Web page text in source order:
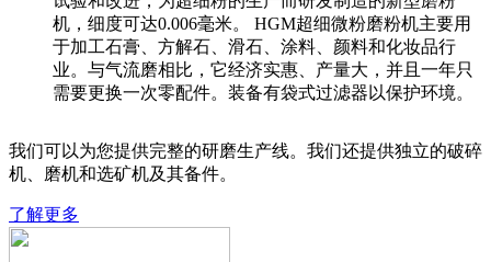
机，细度可达0.006毫米。 HGM超细微粉磨粉机主要用
于加工石膏、方解石、滑石、涂料、颜料和化妆品行
业。与气流磨相比，它经济实惠、产量大，并且一年只
需要更换一次零配件。装备有袋式过滤器以保护环境。
我们可以为您提供完整的研磨生产线。我们还提供独立的破碎
机、磨机和选矿机及其备件。
了解更多